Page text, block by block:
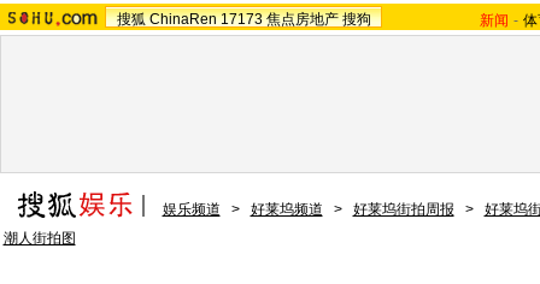
搜狐 ChinaRen 17173 焦点房地产 搜狗 新闻 -
娱乐频道 > 好莱坞频道 > 好莱坞街拍周报 >
好莱坞
潮人街拍图